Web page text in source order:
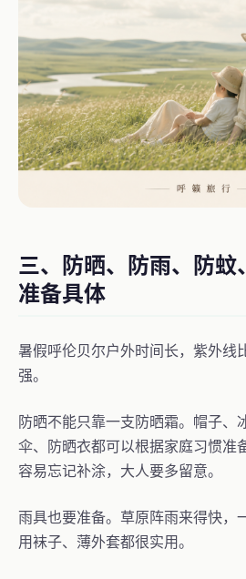
三、防晒、防雨、防蚊
准备具体
暑假呼伦贝尔户外时间长，紫外线
强。
防晒不能只靠一支防晒霜。帽子、
伞、防晒衣都可以根据家庭习惯准
容易忘记补涂，大人要多留意。
雨具也要准备。草原阵雨来得快，
用袜子、薄外套都很实用。